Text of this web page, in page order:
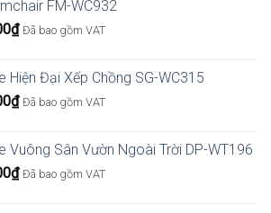
FM-WC932
₫ Đã bao gồm VAT
Hiện Đại Xếp Chồng SG-WC315
₫ Đã bao gồm VAT
Vuông Sân Vườn Ngoài Trời DP-WT196
₫ Đã bao gồm VAT